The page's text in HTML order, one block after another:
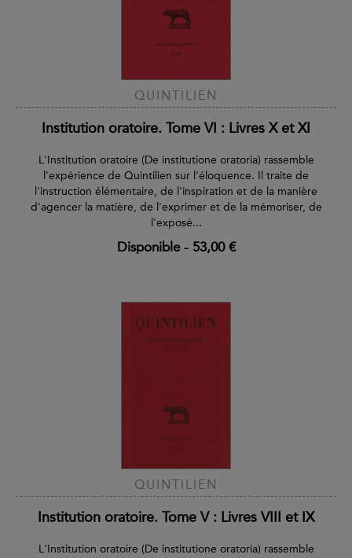
QUINTILIEN
Institution oratoire. Tome VI : Livres X et XI
L'Institution oratoire (De institutione oratoria) rassemble
l'expérience de Quintilien sur l'éloquence. Il traite de
l'instruction élémentaire, de l'inspiration et de la manière
d'agencer la matière, de l'exprimer et de la mémoriser, de
l'exposé...
Disponible- 53,00 €
QUINTILIEN
Institution oratoire. Tome V : Livres VIII et IX
L'Institution oratoire (De institutione oratoria) rassemble